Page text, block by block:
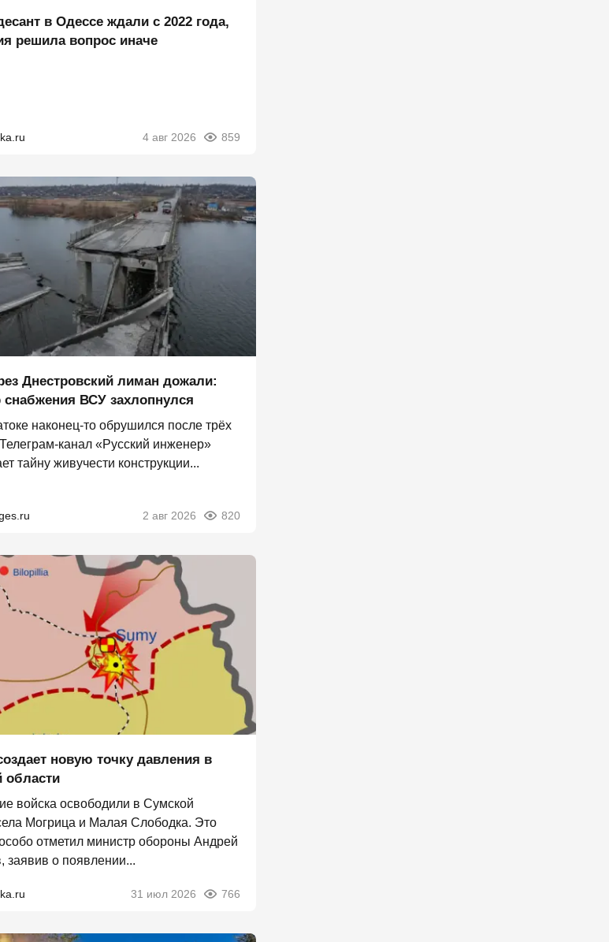
в Одессе ждали с 2022 года,
решила вопрос иначе
4 авг 2026 859
Днестровский лиман дожали:
снабжения ВСУ захлопнулся
наконец-то обрушился после трёх
Телеграм-канал «Русский инженер»
тайну живучести конструкции...
2 авг 2026 820
новую точку давления в
области
войска освободили в Сумской
Могрица и Малая Слободка. Это
отметил министр обороны Андрей
заявив о появлении...
31 июл 2026 766